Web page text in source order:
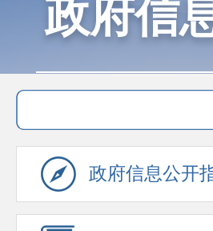
政府信
政府信息公开